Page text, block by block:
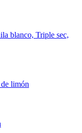
blanco, Triple sec,
limón